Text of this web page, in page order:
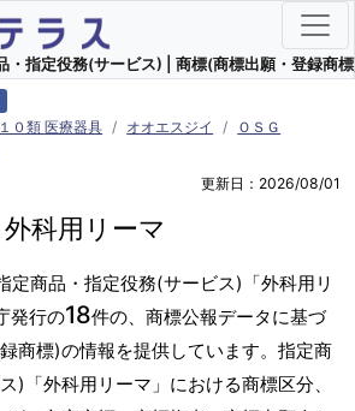
・指定役務(サービス) | 商標(商標出願・登録商
０類 医療器具 オオエスジイ
ＯＳＧ
更新日：2026/08/01
外科用リーマ
定商品・指定役務(サービス)「外科用リ
発行の18件の、商標公報データに基づ
商標)の情報を提供しています。指定商
)「外科用リーマ」における商標区分、